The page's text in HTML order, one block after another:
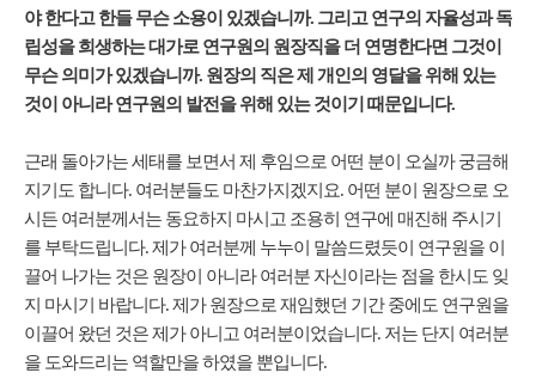
야 한다고 한들 무슨 소용이 있겠습니까. 그리고 연구의 자율성과 독
립성을 희생하는 대가로 연구원의 원장직을 더 연명한다면 그것이
무슨 의미가 있겠습니까. 원장의 직은 제 개인의 영달을 위해 있는
것이 아니라 연구원의 발전을 위해 있는 것이기 때문입니다.
근래 돌아가는 세태를 보면서 제 후임으로 어떤 분이 오실까 궁금해
지기도 합니다. 여러분들도 마찬가지겠지요. 어떤 분이 원장으로 오
시든 여러분께서는 동요하지 마시고 조용히 연구에 매진해 주시기
를 부탁드립니다. 제가 여러분께 누누이 말씀드렸듯이 연구원을 이
끌어 나가는 것은 원장이 아니라 여러분 자신이라는 점을 한시도 잊
지 마시기 바랍니다. 제가 원장으로 재임했던 기간 중에도 연구원을
이끌어 왔던 것은 제가 아니고 여러분이었습니다. 저는 단지 여러분
을 도와드리는 역할만을 하였을 뿐입니다.